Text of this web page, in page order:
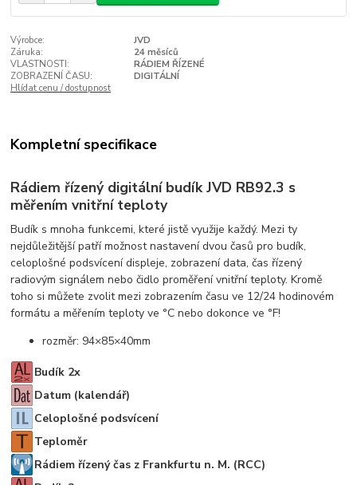
Výrobce:
JVD
Záruka:
24 měsíců
VLASTNOSTI:
RÁDIEM ŘÍZENÉ
ZOBRAZENÍ ČASU:
DIGITÁLNÍ
Hlídat cenu / dostupnost
Kompletní specifikace
Rádiem řízený digitální budík JVD RB92.3 s
měřením vnitřní teploty
Budík s mnoha funkcemi, které jistě využije každý. Mezi ty
nejdůležitější patří možnost nastavení dvou časů pro budík,
celoplošné podsvícení displeje, zobrazení data, čas řízený
radiovým signálem nebo čidlo proměření vnitřní teploty. Kromě
toho si můžete zvolit mezi zobrazením času ve 12/24 hodinovém
formátu a měřením teploty ve °C nebo dokonce ve °F!
rozměr: 94×85×40mm
Budík 2x
Datum (kalendář)
Celoplošné podsvícení
Teploměr
Rádiem řízený čas z Frankfurtu n. M. (RCC)